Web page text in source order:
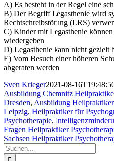
A) Es besteht in der Regel eine
B) Der Begriff Legasthenie wird
Rechtschreibstörung (LRS)
C) Kinder mit Legasthenie können
wiedergeben
D) Legasthenie kann nicht gezielt
E) Vom Besuch einer höheren
abgeraten werden
Sven Krieger2021-08-
Ausbildung Chemnitz
Dresden, Ausbildung
Leipzig, Heilpraktiker für
Psychotherapie,
Fragen Heilpraktiker
Sachsen Heilpraktiker
Suche
nach: